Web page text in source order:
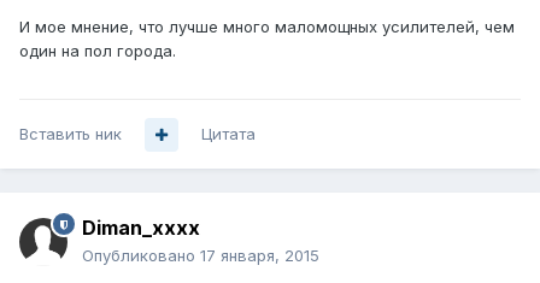
И мое мнение, что лучше много маломощных усилителей, чем
один на пол города.
Вставить ник Цитата
Diman_xxxx
Опубликовано 17 января, 2015